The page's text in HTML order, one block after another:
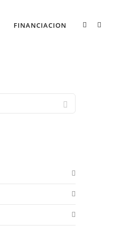
FINANCIACION